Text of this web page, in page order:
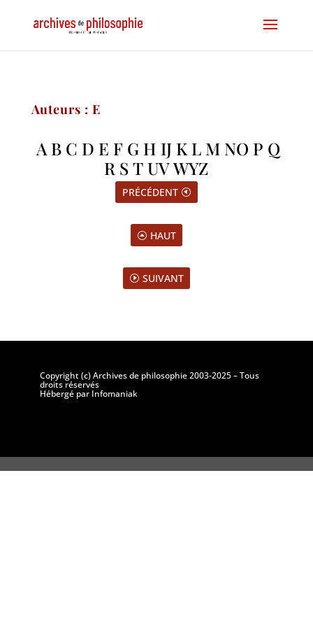
Auteurs : E
A B C D E F G H IJ K L M NO P Q
R S T UVWYZ
PRÉCÉDENT
HAUT
SUIVANT
Copyright (c) Archives de philosophie 2003-2025 – Tous
droits réservés
Hébergé par Infomaniak